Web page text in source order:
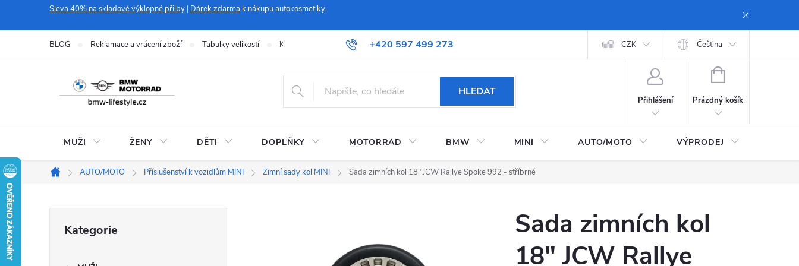
Sleva 40% na skladové výklopné přilby Dárek zdarma k nákupu autokosmetiky.
+420 597 499 273
BLOG Reklamace a vrácení zboží Tabulky velikostí Kontaktujte nás Obchodní podmínky a reklamační řád Moje objednávka Zásady ochrany osobních údajů
CZK Čeština
HLEDAT
Přihlášení
NÁKUPNÍ
Prázdný košík
MUŽI ŽENY DĚTI DOPLŇKY MOTORRAD BMW MINI AUTO/MOTO VÝPRODEJ
Domů
AUTO/MOTO Příslušenství k vozidlům MINI Zimní sady kol MINI Sada zimních kol 18" JCW Rallye Spoke 992 - stříbrné
kategorie
Kategorie
Sada zimních kol
18" JCW Rallye